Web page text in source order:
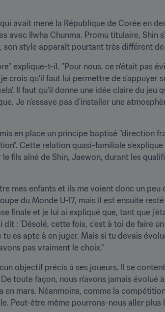
avait mené la République de Corée en
avec Ilwha Chunma. Promu titulaire, Shin
style apparaît pourtant très différent de
explique-t-il. "Pour nous, ce n'était pas
crois qu'il faut lui permettre de s'appuyer
Il faut qu'il donne une idée claire du jeu
Je n'essaye pas d'installer une
en place un principe baptisé "direction
Cette relation quasi-familiale
fils aîné de Shin, Jaewon, durant les
mes enfants et ils me voient donc un peu
du Monde U-17, mais il est ensuite
finale et je lui ai expliqué que, tant que
: 'Désolé, cette fois, c'est à toi de faire
es apte à en juger. Mais si tu devais
pas vraiment le choix."
objectif précis à ses joueurs. Il se
toute façon, nous n'avons jamais évolué
mars. Néanmoins, comme la
Peut-être même pourrons-nous aller plus